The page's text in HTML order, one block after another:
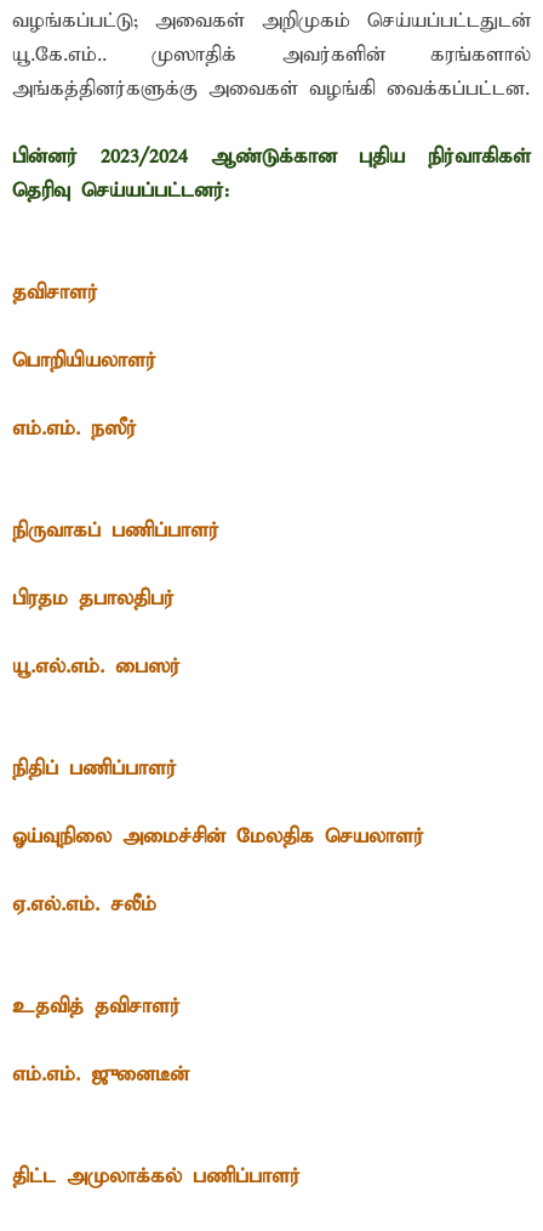
வழங்கப்பட்டு; அவைகள் அறிமுகம் செய்யப்பட்டதுடன்
யூ.கே.எம்.. முஸாதிக் அவர்களின் கரங்களால்
அங்கத்தினர்களுக்கு அவைகள் வழங்கி வைக்கப்பட்டன.
பின்னர் 2023/2024 ஆண்டுக்கான புதிய நிர்வாகிகள்
தெரிவு செய்யப்பட்டனர்:
தவிசாளர்
பொறியியலாளர்
எம்.எம். நஸீர்
நிருவாகப் பணிப்பாளர்
பிரதம தபாலதிபர்
யூ.எல்.எம். பைஸர்
நிதிப் பணிப்பாளர்
ஓய்வுநிலை அமைச்சின் மேலதிக செயலாளர்
ஏ.எல்.எம். சலீம்
உதவித் தவிசாளர்
எம்.எம். ஜுனைடீன்
திட்ட அமுலாக்கல் பணிப்பாளர்